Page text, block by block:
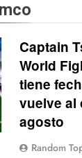
Captain
World
tiene
vuelve al
agosto
Random